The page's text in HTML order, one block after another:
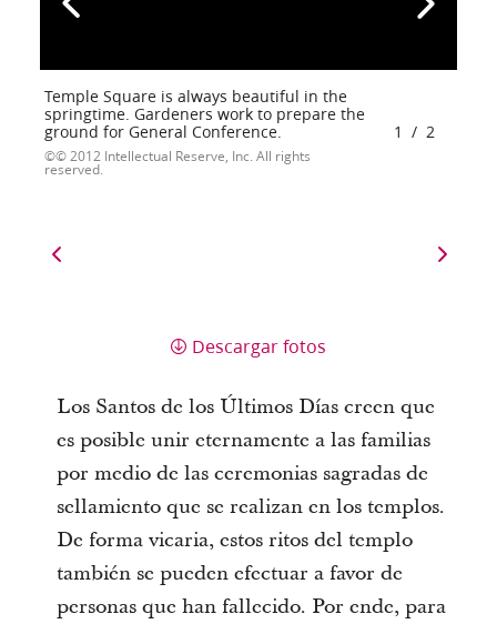
Temple Square is always beautiful in the
springtime. Gardeners work to prepare the
ground for General Conference.
© 2012 Intellectual Reserve, Inc. All rights
reserved.
1 / 2
Descargar fotos
Los Santos de los Últimos Días creen que
es posible unir eternamente a las familias
por medio de las ceremonias sagradas de
sellamiento que se realizan en los templos.
De forma vicaria, estos ritos del templo
también se pueden efectuar a favor de
personas que han fallecido. Por ende, para